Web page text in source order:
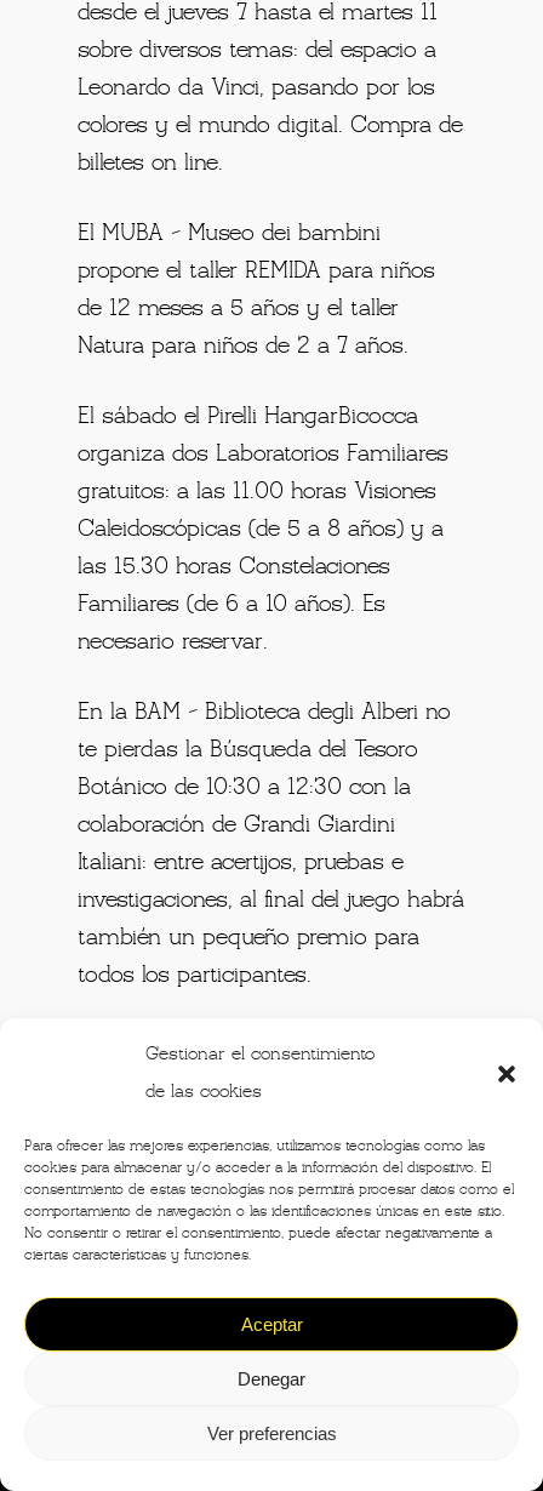
Gestionar el consentimiento
de las cookies
Para ofrecer las mejores experiencias, utilizamos tecnologías como las
cookies para almacenar y/o acceder a la información del dispositivo. El
consentimiento de estas tecnologías nos permitirá procesar datos como el
comportamiento de navegación o las identificaciones únicas en este sitio.
No consentir o retirar el consentimiento, puede afectar negativamente a
ciertas características y funciones.
Aceptar
Denegar
Ver preferencias
desde el jueves 7 hasta el martes 11
sobre diversos temas: del espacio a
Leonardo da Vinci, pasando por los
colores y el mundo digital. Compra de
billetes on line.
El MUBA – Museo dei bambini
propone el taller REMIDA para niños
de 12 meses a 5 años y el taller
Natura para niños de 2 a 7 años.
El sábado el Pirelli HangarBicocca
organiza dos Laboratorios Familiares
gratuitos: a las 11.00 horas Visiones
Caleidoscópicas (de 5 a 8 años) y a
las 15.30 horas Constelaciones
Familiares (de 6 a 10 años). Es
necesario reservar.
En la BAM – Biblioteca degli Alberi no
te pierdas la Búsqueda del Tesoro
Botánico de 10:30 a 12:30 con la
colaboración de Grandi Giardini
Italiani: entre acertijos, pruebas e
investigaciones, al final del juego habrá
también un pequeño premio para
todos los participantes.
Previous Post
Fashion Week Women`s
primavera/verano 2024